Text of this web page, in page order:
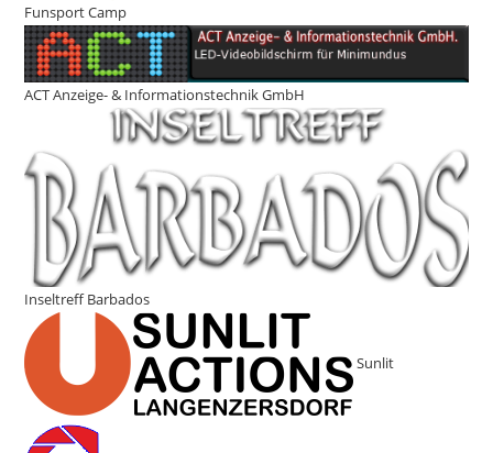
Funsport Camp
ACT Anzeige- & Informationstechnik GmbH
Inseltreff Barbados
Sunlit